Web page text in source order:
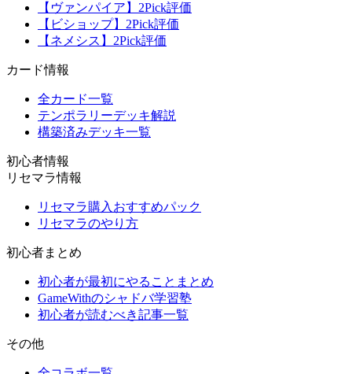
【ヴァンパイア】2Pick評価
【ビショップ】2Pick評価
【ネメシス】2Pick評価
カード情報
全カード一覧
テンポラリーデッキ解説
構築済みデッキ一覧
初心者情報
リセマラ情報
リセマラ購入おすすめパック
リセマラのやり方
初心者まとめ
初心者が最初にやることまとめ
GameWithのシャドバ学習塾
初心者が読むべき記事一覧
その他